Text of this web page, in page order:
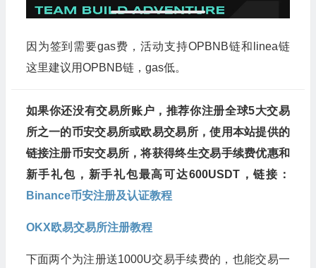
因为签到需要gas费，活动支持OPBNB链和linea链
这里建议用OPBNB链，gas低。
如果你还没有交易所账户，推荐你注册全球5大交易
所之一的币安交易所或欧易交易所，使用本站提供的
链接注册币安交易所，将获得终生交易手续费优惠和
新手礼包，新手礼包最高可达600USDT，链接：
Binance币安注册及认证教程
OKX欧易交易所注册教程
下面两个为注册送1000U交易手续费的，也能交易一